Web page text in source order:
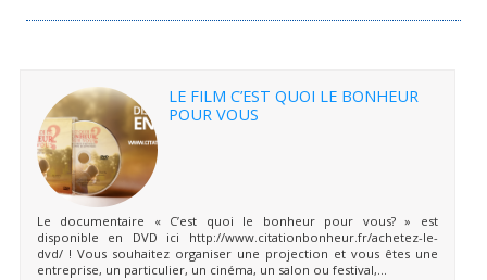
LE FILM C’EST QUOI LE BONHEUR
POUR VOUS
Le documentaire « C’est quoi le bonheur pour vous? » est
disponible en DVD ici http://www.citationbonheur.fr/achetez-le-
dvd/ ! Vous souhaitez organiser une projection et vous êtes une
entreprise, un particulier, un cinéma, un salon ou festival,...